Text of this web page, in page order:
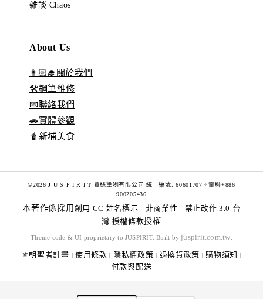
雜談 Chaos
About Us
👩🏻‍🎓關於我們
🛠️鋼筆維修
📧聯絡我們
🚗實體參觀
🧋新埔美食
©2026 J U S P I R I T 賈絲筆咧有限公司 統一編號: 60601707。電聯+886
900205436
本著作係採用 創用 CC 姓名標示 - 非商業性 - 禁止改作 3.0 台
灣 授權條款授權
Theme code & UI proprietary to JUSPIRIT. Built by juspirit.com.tw
⚜️朝聖者計畫 | 使用條款 | 隱私權政策 | 退換貨政策 | 購物須知 |
付款與配送